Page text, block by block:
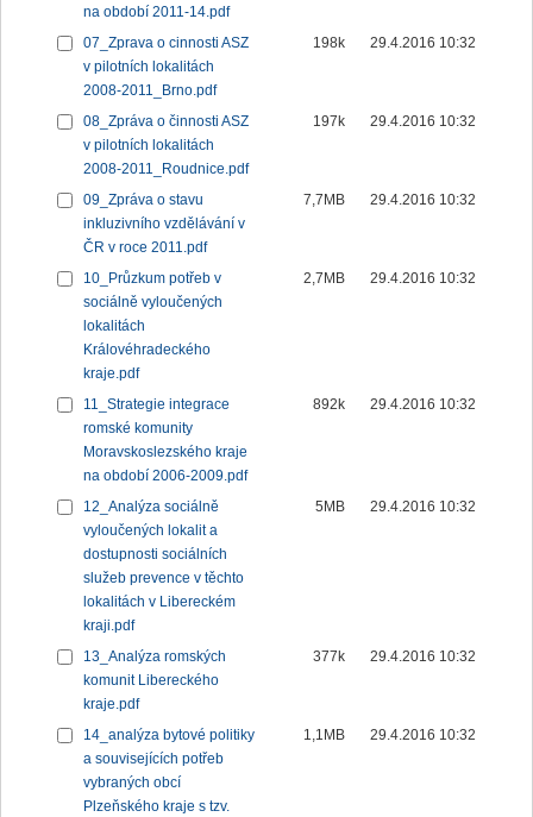
na období 2011-14.pdf
07_Zprava o cinnosti ASZ
v pilotních lokalitách
2008-2011_Brno.pdf
198k 29.4.2016 10:32
08_Zpráva o činnosti ASZ
v pilotních lokalitách
2008-2011_Roudnice.pdf
197k 29.4.2016 10:32
09_Zpráva o stavu
inkluzivního vzdělávání v
ČR v roce 2011.pdf
7,7MB 29.4.2016 10:32
10_Průzkum potřeb v
sociálně vyloučených
lokalitách
Královéhradeckého
kraje.pdf
2,7MB 29.4.2016 10:32
11_Strategie integrace
romské komunity
Moravskoslezského kraje
na období 2006-2009.pdf
892k 29.4.2016 10:32
12_Analýza sociálně
vyloučených lokalit a
dostupnosti sociálních
služeb prevence v těchto
lokalitách v Libereckém
kraji.pdf
5MB 29.4.2016 10:32
13_Analýza romských
komunit Libereckého
kraje.pdf
377k 29.4.2016 10:32
14_analýza bytové politiky
a souvisejících potřeb
vybraných obcí
Plzeňského kraje s tzv.
1,1MB 29.4.2016 10:32